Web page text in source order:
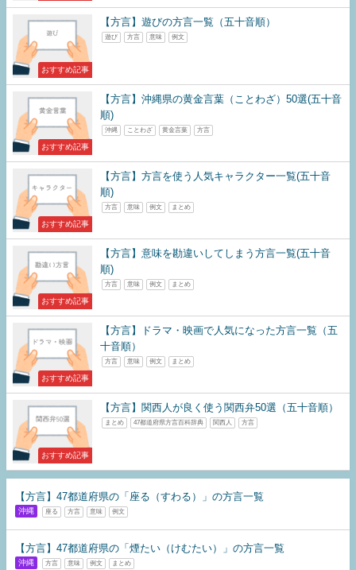
おすすめ記事
【方言】遊びの方言一覧（五十音順）
遊び 方言 意味 例文
おすすめ記事
【方言】沖縄県の黄金言葉（ことわざ）50選(五十音
順)
沖縄 ことわざ 黄金言葉 方言
おすすめ記事
【方言】方言を使う人気キャラクター一覧(五十音
順)
方言 意味 例文 まとめ
おすすめ記事
【方言】意味を勘違いしてしまう方言一覧(五十音
順)
方言 意味 例文 まとめ
おすすめ記事
【方言】ドラマ・映画で人気になった方言一覧（五
十音順）
方言 意味 例文 まとめ
おすすめ記事
【方言】関西人が良く使う関西弁50選（五十音順）
まとめ 47都道府県方言百科辞典 関西人 方言
【方言】47都道府県の「座る（すわる）」の方言一覧
沖縄 座る 方言 意味 例文
【方言】47都道府県の「煙たい（けむたい）」の方言一覧
沖縄 方言 意味 例文 まとめ